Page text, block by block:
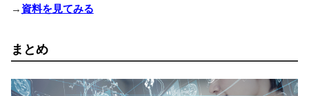
→ 資料を見てみる
まとめ